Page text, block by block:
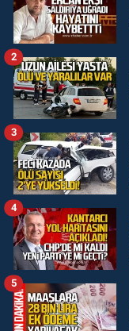
2
3
4
5